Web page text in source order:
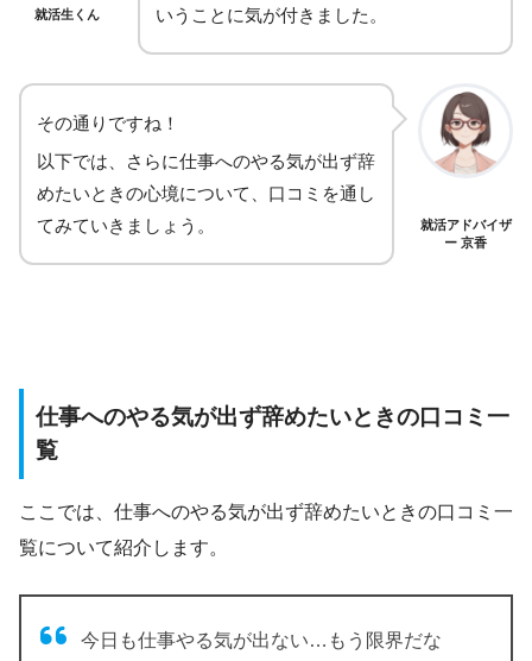
就活生くん
いうことに気が付きました。
その通りですね！
以下では、さらに仕事へのやる気が出ず辞
めたいときの心境について、口コミを通し
てみていきましょう。
就活アドバイザ
ー 京香
仕事へのやる気が出ず辞めたいときの口コミ一
覧
ここでは、仕事へのやる気が出ず辞めたいときの口コミ一
覧について紹介します。
今日も仕事やる気が出ない…もう限界だな